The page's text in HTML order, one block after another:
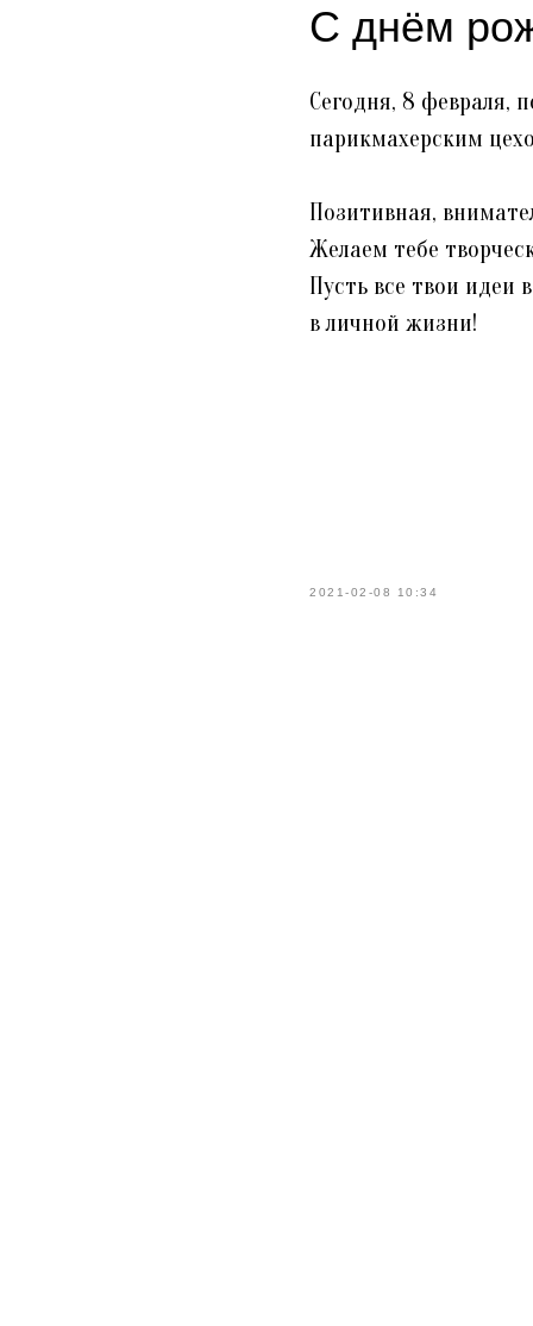
С днём
Сегодня, 8 февраля,
парикмахерским
Позитивная,
Желаем тебе
Пусть все твои идеи
в личной жизни!
2021-02-08 10:34